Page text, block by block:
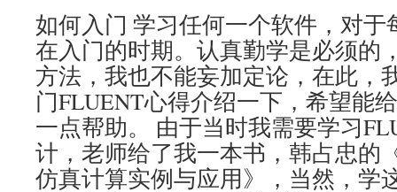
如何入门 学习任何一个软件，对
在入门的时期。认真勤学是必须的
方法，我也不能妄加定论，在此，
门FLUENT心得介绍一下，希望能
一点帮助。 由于当时我需要学习
计，老师给了我一本书，韩占忠的
仿真计算实例与应用》，当然，学